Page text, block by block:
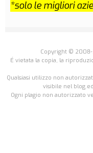
*solo le migliori
Copyright ©
É vietata la copia, la
Qualsiasi utilizzo non
visibile nel
Ogni plagio non autorizzato